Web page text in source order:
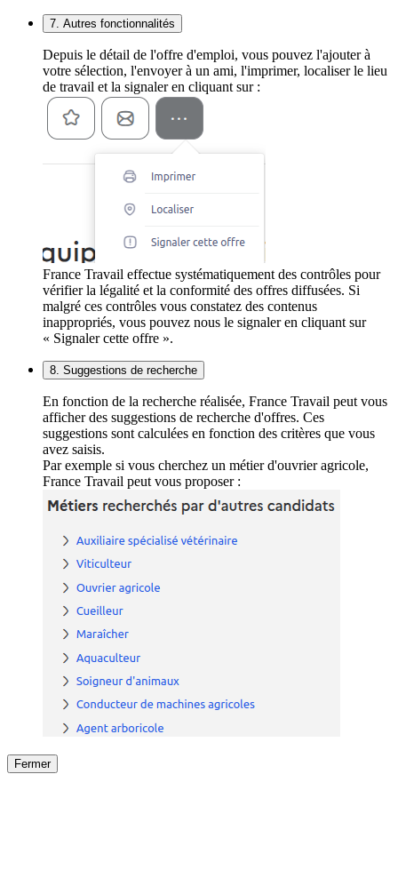
7. Autres fonctionnalités
Depuis le détail de l'offre d'emploi, vous pouvez l'ajouter à
votre sélection, l'envoyer à un ami, l'imprimer, localiser le lieu
de travail et la signaler en cliquant sur :
France Travail effectue systématiquement des contrôles pour
vérifier la légalité et la conformité des offres diffusées. Si
malgré ces contrôles vous constatez des contenus
inappropriés, vous pouvez nous le signaler en cliquant sur
« Signaler cette offre ».
8. Suggestions de recherche
En fonction de la recherche réalisée, France Travail peut vous
afficher des suggestions de recherche d'offres. Ces
suggestions sont calculées en fonction des critères que vous
avez saisis.
Par exemple si vous cherchez un métier d'ouvrier agricole,
France Travail peut vous proposer :
Fermer